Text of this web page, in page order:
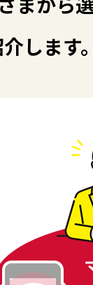
します。